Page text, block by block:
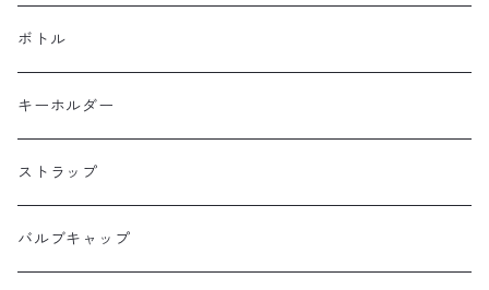
Burrito House Original
CAMELCHOPS
Dripper cycle
Ellum Bag Works
ステムバッグ
フレームバッグ
ドリンクバッグ
リアトップチューブバッグ
ポーチ・財布
バックパック
ボトル
キーホルダー
ストラップ
バルブキャップ